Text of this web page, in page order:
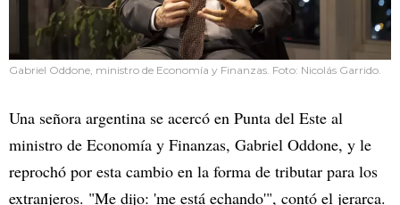
Gabriel Oddone, ministro de Economía y Finanzas. Foto: Nicolás Garrido.
Una señora argentina se acercó en Punta del Este al
ministro de Economía y Finanzas, Gabriel Oddone, y le
reprochó por esta cambio en la forma de tributar para los
extranjeros. "Me dijo: 'me está echando'", contó el jerarca.